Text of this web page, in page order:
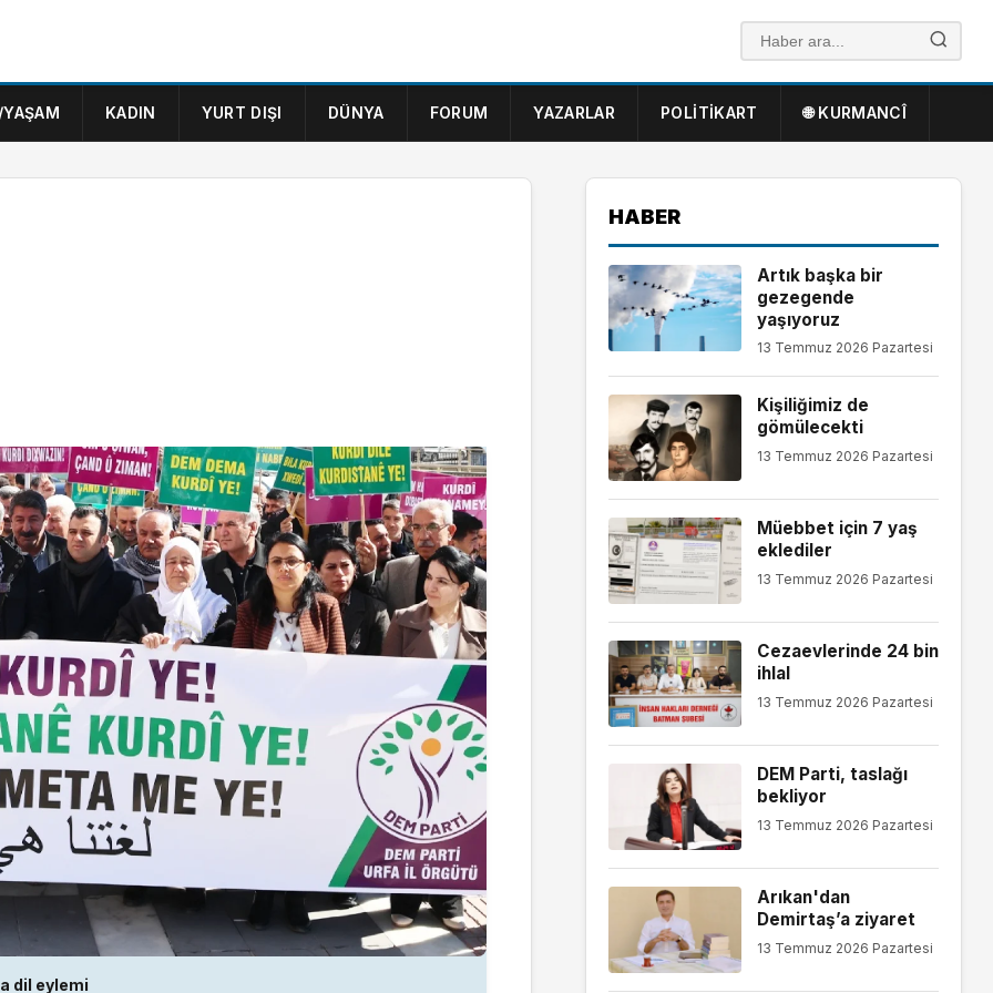
KADIN YURT DIŞI DÜNYA FORUM YAZARLAR POLITIKART 🌐 KURMANCÎ
dil eylemi
HABER
Artık başka bir
gezegende
yaşıyoruz
13 Temmuz 2026 Pazartesi
Kişiliğimiz de
gömülecekti
13 Temmuz 2026 Pazartesi
Müebbet için 7 yaş
eklediler
13 Temmuz 2026 Pazartesi
Cezaevlerinde 24 bin
ihlal
13 Temmuz 2026 Pazartesi
DEM Parti, taslağı
bekliyor
13 Temmuz 2026 Pazartesi
Arıkan'dan
Demirtaş’a ziyaret
13 Temmuz 2026 Pazartesi